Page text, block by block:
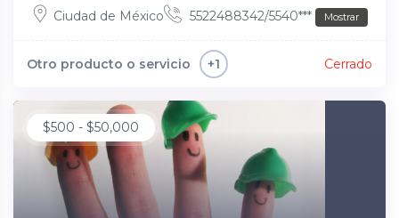
Ciudad de México 5522488342/5540*** Mostrar
Otro producto o servicio +1 Cerrado
$500 - $50,000